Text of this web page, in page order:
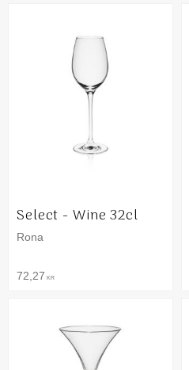
Select - Wine 32cl
Rona
72,27 KR